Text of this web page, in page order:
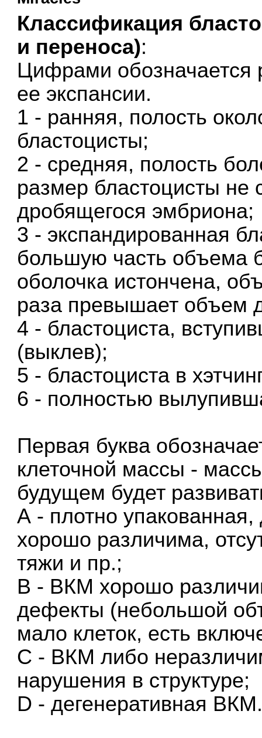
Классификация
и переноса):
Цифрами обозначается
ее экспансии.
1 - ранняя, полость
бластоцисты;
2 - средняя, полость
размер бластоцисты
дробящегося эмбриона;
3 - экспандированная
большую часть объема
оболочка истончена,
раза превышает объем
4 - бластоциста,
(выклев);
5 - бластоциста в
6 - полностью
Первая буква
клеточной массы -
будущем будет
А - плотно
хорошо различима,
тяжи и пр.;
B - ВКМ хорошо
дефекты (небольшой
мало клеток, есть
С - ВКМ либо
нарушения в структуре;
D - дегенеративная